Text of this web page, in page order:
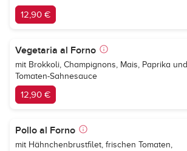
12,90 €
Vegetaria al Forno
mit Brokkoli, Champignons, Mais, Paprika und
Tomaten-Sahnesauce
12,90 €
Pollo al Forno
mit Hähnchenbrustfilet, frischen Tomaten,